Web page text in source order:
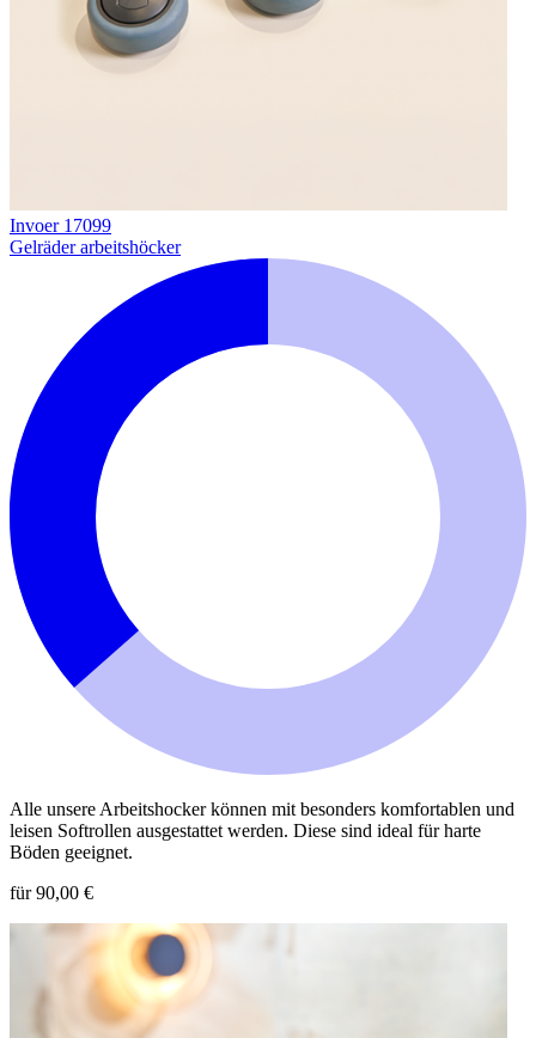
Invoer 17099
Gelräder arbeitshöcker
Alle unsere Arbeitshocker können mit besonders komfortablen und
leisen Softrollen ausgestattet werden. Diese sind ideal für harte
Böden geeignet.
für 90,00 €